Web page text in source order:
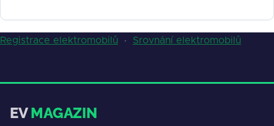
Registrace elektromobilů · Srovnání elektromobilů
EVMAGAZIN